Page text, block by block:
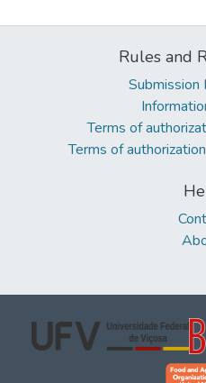
Rules and
Submission
Terms of
Terms of